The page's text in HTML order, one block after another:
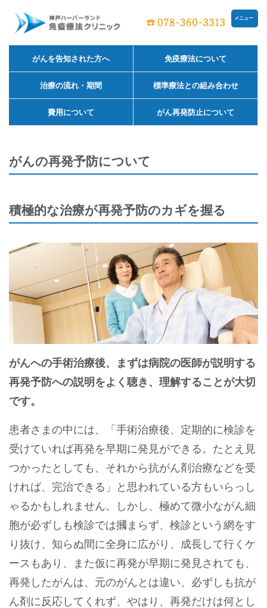
メニュー
がんを告知された方へ 免疫療法について
治療の流れ・期間 標準療法との組み合わせ
費用について がん再発防止について
がんの再発予防について
積極的な治療が再発予防のカギを握る
がんへの手術治療後、まずは病院の医師が説明する
再発予防への説明をよく聴き、理解することが大切
です。
患者さまの中には、「手術治療後、定期的に検診を
受けていれば再発を早期に発見ができる。たとえ見
つかったとしても、それから抗がん剤治療などを受
ければ、完治できる」と思われている方もいらっし
ゃるかもしれません。しかし、極めて微小ながん細
胞が必ずしも検診では摑まらず、検診という網をす
り抜け、知らぬ間に全身に広がり、成長して行くケ
ースもあり、また仮に再発が早期に発見されても、
再発したがんは、元のがんとは違い、必ずしも抗が
ん剤に反応してくれず、やはり、再発だけは何とし